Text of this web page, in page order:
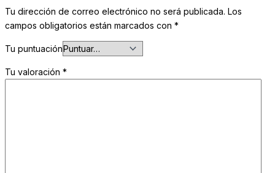
Tu dirección de correo electrónico no será publicada. Los
campos obligatorios están marcados con *
Tu puntuación
Tu valoración *